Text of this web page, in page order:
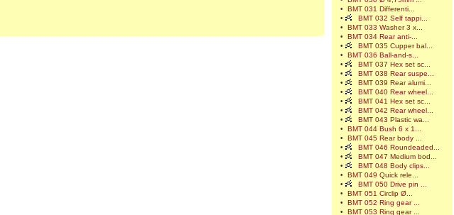
•
BMT 031 Differenti...
•
BMT 032 Self tappi...
•
BMT 033 Washer 3 x...
•
BMT 034 Rear anti-...
•
BMT 035 Cupper bal...
•
BMT 036 Ball-and-s...
•
BMT 037 Hex set sc...
•
BMT 038 Rear suspe...
•
BMT 039 Rear alumi...
•
BMT 040 Rear wheel...
•
BMT 041 Hex set sc...
•
BMT 042 Rear wheel...
•
BMT 043 Plastic wa...
•
BMT 044 Bush 6 x 1...
•
BMT 045 Rear body ...
•
BMT 046 Roundeaded...
•
BMT 047 Medium bod...
•
BMT 048 Body clips...
•
BMT 049 Quick rele...
•
BMT 050 Drive pin ...
•
BMT 051 Circlip Ø...
•
BMT 052 Ring gear ...
•
BMT 053 Ring gear ...